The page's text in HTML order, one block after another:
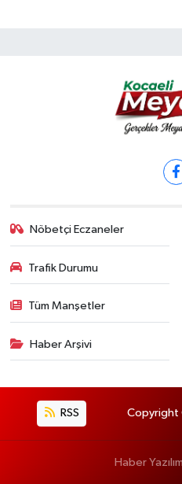
Nöbetçi Eczaneler
Trafik Durumu
Tüm Manşetler
Haber Arşivi
RSS Copyright
Haber